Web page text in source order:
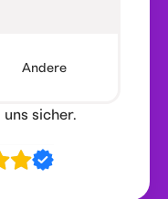
Andere
uns sicher.